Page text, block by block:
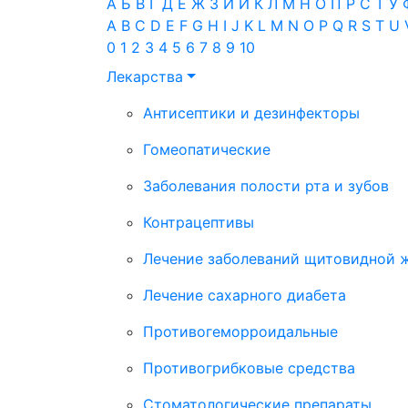
A B C D E F G H I J K L M N O P Q R S T U
0 1 2 3 4 5 6 7 8 9 10
Лекарства
Антисептики и дезинфекторы
Гомеопатические
Заболевания полости рта и зубов
Контрацептивы
Лечение заболеваний щитовидной
Лечение сахарного диабета
Противогеморроидальные
Противогрибковые средства
Стоматологические препараты